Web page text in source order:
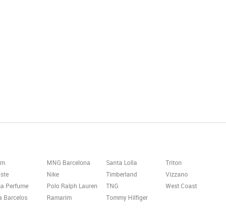
Perfume
Barcelos
MNG Barcelona
Nike
Polo Ralph Lauren
Ramarim
Santa Lolla
Timberland
TNG
Tommy Hilfiger
Triton
Vizzano
West Coast